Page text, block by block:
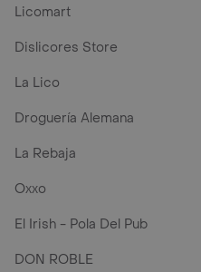
Licomart
Dislicores Store
La Lico
Droguería Alemana
La Rebaja
Oxxo
El Irish - Pola Del Pub
DON ROBLE